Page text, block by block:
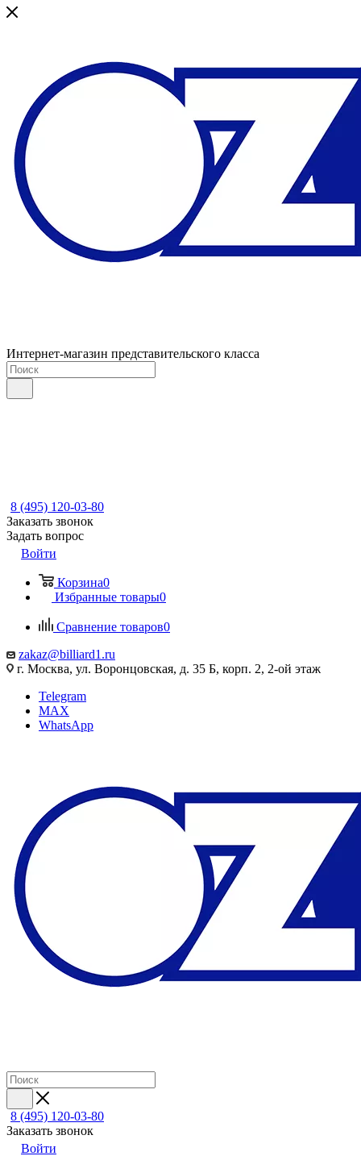
Интернет-магазин представительского класса
8 (495) 120-03-80
Заказать звонок
Задать вопрос
Войти
Корзина0
Избранные товары0
Сравнение товаров0
zakaz@billiard1.ru
г. Москва, ул. Воронцовская, д. 35 Б, корп. 2, 2-ой этаж
Telegram
MAX
WhatsApp
8 (495) 120-03-80
Заказать звонок
Войти